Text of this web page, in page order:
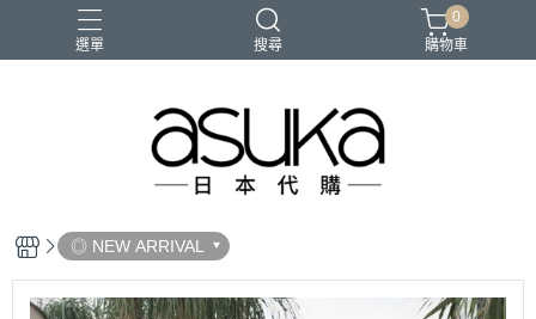
選單 搜尋
0
購物車
◎ NEW ARRIVAL